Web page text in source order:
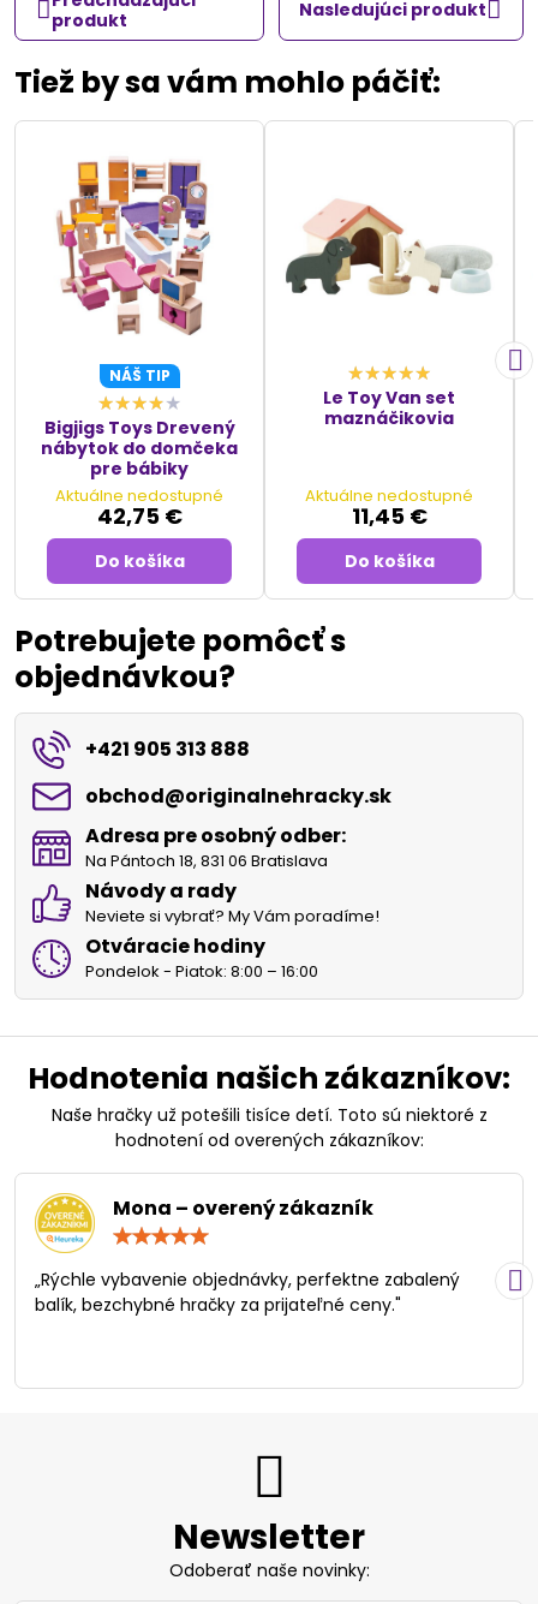
produkt
Nasledujúci produkt
Tiež by sa vám mohlo páčiť:
NÁŠ TIP
Bigjigs Toys Drevený
nábytok do domčeka
pre bábiky
Aktuálne nedostupné
42,75 €
Do košíka
Le Toy Van set
maznáčikovia
Aktuálne nedostupné
11,45 €
Do košíka
Potrebujete pomôcť s
objednávkou?
+421 905 313 888
obchod​@originalnehracky​.sk
Adresa pre osobný odber:
Na Pántoch 18, 831 06 Bratislava
Návody a rady
Neviete si vybrať? My Vám poradíme!
Otváracie hodiny
Pondelok - Piatok: 8:00 – 16:00
Hodnotenia našich zákazníkov:
Naše hračky už potešili tisíce detí. Toto sú niektoré z
hodnotení od overených zákazníkov:
Mona – overený zákazník
/
5
„Rýchle vybavenie objednávky, perfektne zabalený
balík, bezchybné hračky za prijateľné ceny."
Newsletter
Odoberať naše novinky: